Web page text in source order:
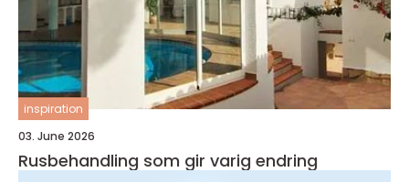
inspiration
03. June 2026
Rusbehandling som gir varig endring